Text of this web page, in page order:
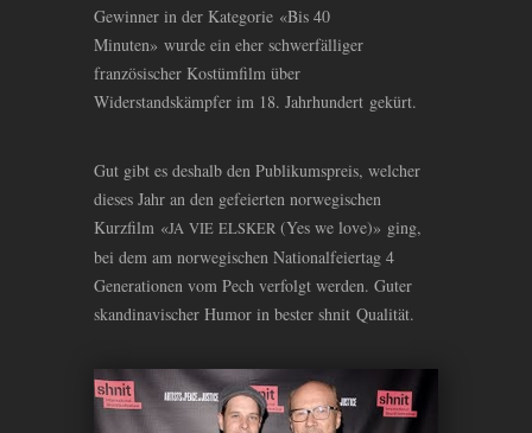
Gewinner in der Kategorie «Bis 40
Minuten» wurde ein eher schwerfälliger
französischer Kostümfilm über
Widerstandskämpfer im 18. Jahrhundert gekürt.
Gut gibt es deshalb den Publikumspreis, welcher
dieses Jahr an den gefeierten norwegischen
Kurzfilm «JA VIE ELSKER (Yes we love)» ging,
bei dem am norwegischen Nationalfeiertag 4
Generationen vom Pech verfolgt werden. Guter
skandinavischer Humor in bester shnit Qualität.